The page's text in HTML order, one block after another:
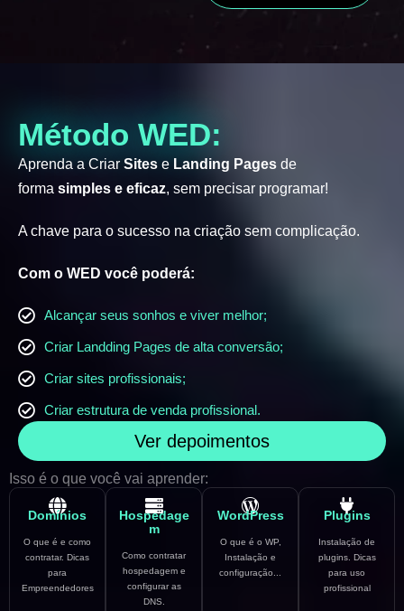
Método WED:
Aprenda a Criar Sites e Landing Pages de
forma simples e eficaz, sem precisar programar!
A chave para o sucesso na criação sem complicação.
Com o WED você poderá:
Alcançar seus sonhos e viver melhor;
Criar Landding Pages de alta conversão;
Criar sites profissionais;
Criar estrutura de venda profissional.
Ver depoimentos
Isso é o que você vai aprender:
Domínios
O que é e como
contratar. Dicas
para
Empreendedores
Hospedage
m
Como contratar
hospedagem e
configurar as
DNS.
WordPress
O que é o WP,
Instalação e
configuração...
Plugins
Instalação de
plugins. Dicas
para uso
profissional